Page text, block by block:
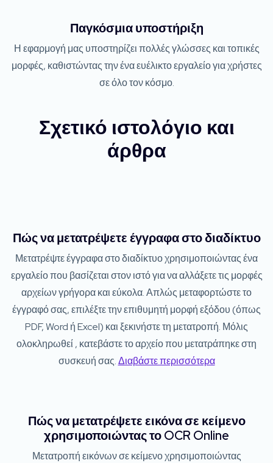
Παγκόσμια υποστήριξη
Η εφαρμογή μας υποστηρίζει πολλές γλώσσες και τοπικές
μορφές, καθιστώντας την ένα ευέλικτο εργαλείο για χρήστες
σε όλο τον κόσμο.
Σχετικό ιστολόγιο και
άρθρα
Πώς να μετατρέψετε έγγραφα στο διαδίκτυο
Μετατρέψτε έγγραφα στο διαδίκτυο χρησιμοποιώντας ένα
εργαλείο που βασίζεται στον ιστό για να αλλάξετε τις μορφές
αρχείων γρήγορα και εύκολα. Απλώς μεταφορτώστε το
έγγραφό σας, επιλέξτε την επιθυμητή μορφή εξόδου (όπως
PDF, Word ή Excel) και ξεκινήστε τη μετατροπή. Μόλις
ολοκληρωθεί , κατεβάστε το αρχείο που μετατράπηκε στη
συσκευή σας.Διαβάστε περισσότερα
Πώς να μετατρέψετε εικόνα σε κείμενο
χρησιμοποιώντας το OCR Online
Μετατροπή εικόνων σε κείμενο χρησιμοποιώντας